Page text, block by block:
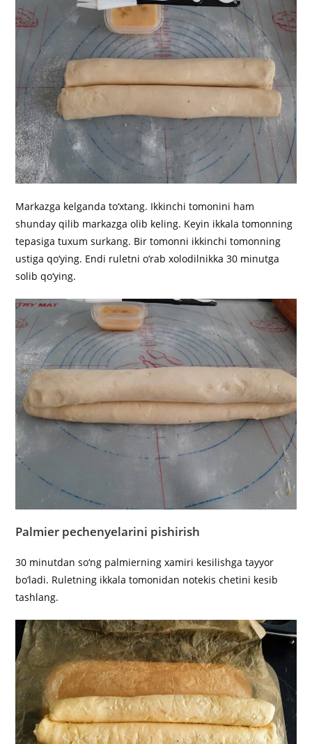
Markazga kelganda to‘xtang. Ikkinchi tomonini ham
shunday qilib markazga olib keling. Keyin ikkala tomonning
tepasiga tuxum surkang. Bir tomonni ikkinchi tomonning
ustiga qo‘ying. Endi ruletni o‘rab xolodilnikka 30 minutga
solib qo‘ying.
Palmier pechenyelarini pishirish
30 minutdan so‘ng palmierning xamiri kesilishga tayyor
bo‘ladi. Ruletning ikkala tomonidan notekis chetini kesib
tashlang.